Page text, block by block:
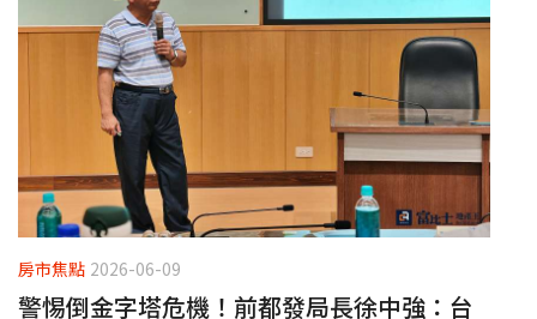
房市焦點 2026-06-09
警惕倒金字塔危機！前都發局長徐中強：台